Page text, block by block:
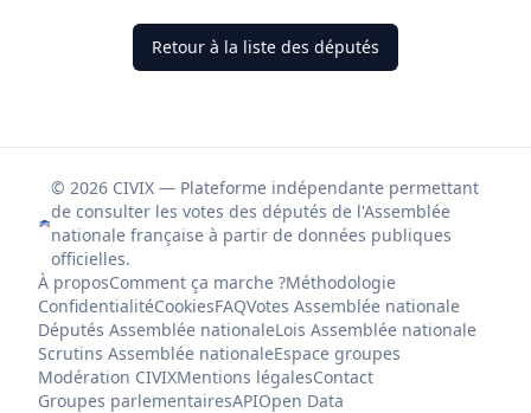
Retour à la liste des députés
© 2026 CIVIX — Plateforme indépendante permettant
de consulter les votes des députés de l'Assemblée
nationale française à partir de données publiques
officielles.
À proposComment ça marche ?Méthodologie
ConfidentialitéCookiesFAQVotes Assemblée nationale
Députés Assemblée nationaleLois Assemblée nationale
Scrutins Assemblée nationaleEspace groupes
Modération CIVIXMentions légalesContact
Groupes parlementairesAPIOpen Data